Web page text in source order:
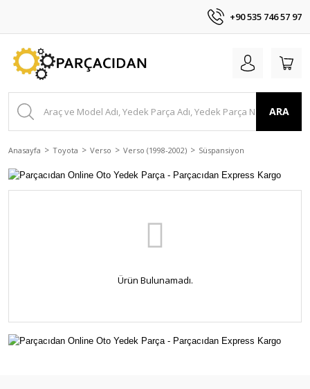
+90 535 746 57 97
ARA
Anasayfa Toyota Verso Verso (1998-2002) Süspansiyon
Ürün Bulunamadı.